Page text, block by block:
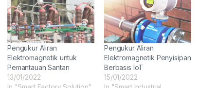
Pengukur Aliran
Elektromagnetik untuk
Pemantauan Santan
13/01/2022
Pengukur Aliran
Elektromagnetik Penyisipan
Berbasis IoT
15/01/2022